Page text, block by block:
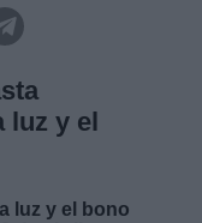
y el
luz y el bono